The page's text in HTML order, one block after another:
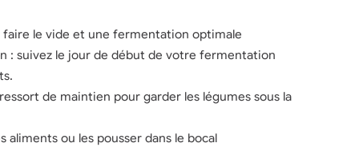
faire le vide et une fermentation optimale
: suivez le jour de début de votre fermentation
de maintien pour garder les légumes sous la
aliments ou les pousser dans le bocal